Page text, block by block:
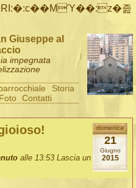
졾
Giuseppe al
impegnata
Storia
Foto Contatti
domenica
21
Giugno
2015
alle 13:53 Lascia un